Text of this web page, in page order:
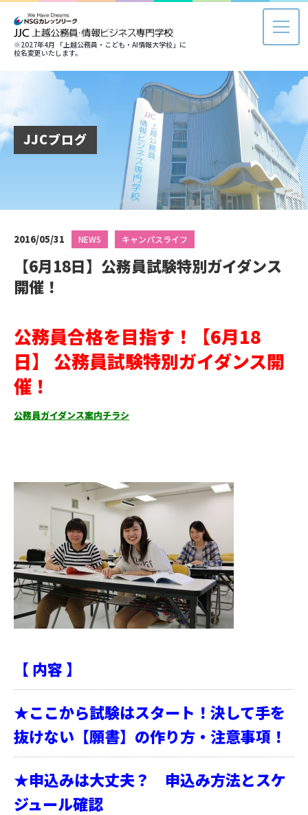
※2027年4月 「上越公務員・こども・AI情報大学校」に
校名変更いたします。
JJCブログ
2016/05/31 NEWS キャンパスライフ
【6月18日】公務員試験特別ガイダンス
開催！
公務員合格を目指す！【6月18
日】 公務員試験特別ガイダンス開
催！
公務員ガイダンス案内チラシ
【内容】
★ここから試験はスタート！決して手を
抜けない【願書】の作り方・注意事項！
★申込みは大丈夫？ 申込み方法とスケ
ジュール確認